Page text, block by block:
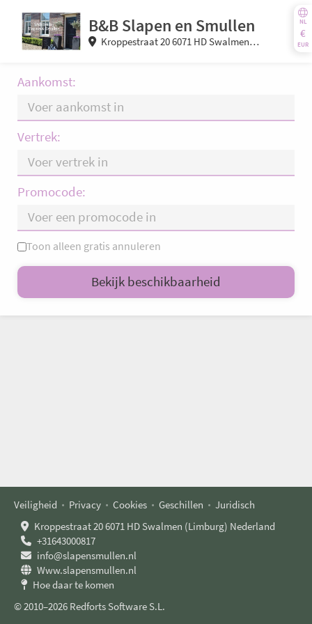
NL
€
EUR
B&B Slapen en Smullen
Kroppestraat 20 6071 HD Swalmen
Aankomst:
Vertrek:
Promocode:
ma di wo do vr za zo
—= Alleen vertrek ×= Geen beschikbaarheid
Toon alleen gratis annuleren
Bekijk beschikbaarheid
Veiligheid Privacy Cookies Geschillen
Juridisch
Kroppestraat 20 6071 HD Swalmen (Limburg) Nederland
+31643000817
info@slapensmullen.nl
Www.slapensmullen.nl
Hoe daar te komen
© 2010–2026 Redforts Software S.L.